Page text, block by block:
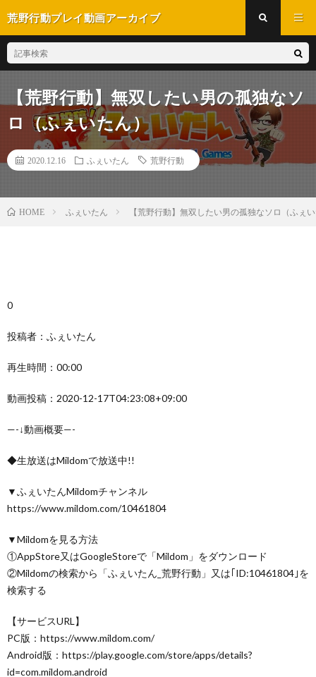
荒野行動プレイ動画アーカイブ
【荒野行動】無双したい男の孤独なソ
ロ（ふぇいたん）
2020.12.16 ふぇいたん 荒野行動
HOME ふぇいたん 【荒野行動】無双したい男の孤独なソロ（ふぇ
0
投稿者：ふぇいたん
再生時間：00:00
動画投稿：2020-12-17T04:23:08+09:00
—-↓動画概要—-
◆生放送はMildomで放送中!!
▼ふぇいたんMildomチャンネル
https://www.mildom.com/10461804
▼Mildomを見る方法
①AppStore又はGoogleStoreで「Mildom」をダウンロード
②Mildomの検索から「ふぇいたん_荒野行動」又は｢ID:10461804｣を
検索する
【サービスURL】
PC版：https://www.mildom.com/
Android版：https://play.google.com/store/apps/details?
id=com.mildom.android